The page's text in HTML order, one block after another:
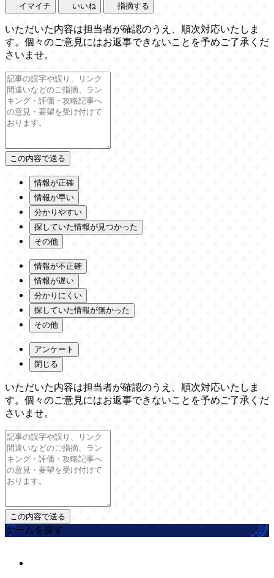
イマイチ いいね 指摘する
いただいた内容は担当者が確認のうえ、順次対応いたしま
す。個々のご意見にはお返事できないことを予めご了承くだ
さいませ。
情報が正確
情報が早い
分かりやすい
探していた情報が見つかった
その他
情報が不正確
情報が遅い
分かりにくい
探していた情報が無かった
その他
アンケート
閉じる
いただいた内容は担当者が確認のうえ、順次対応いたしま
す。個々のご意見にはお返事できないことを予めご了承くだ
さいませ。
ゲームを探す